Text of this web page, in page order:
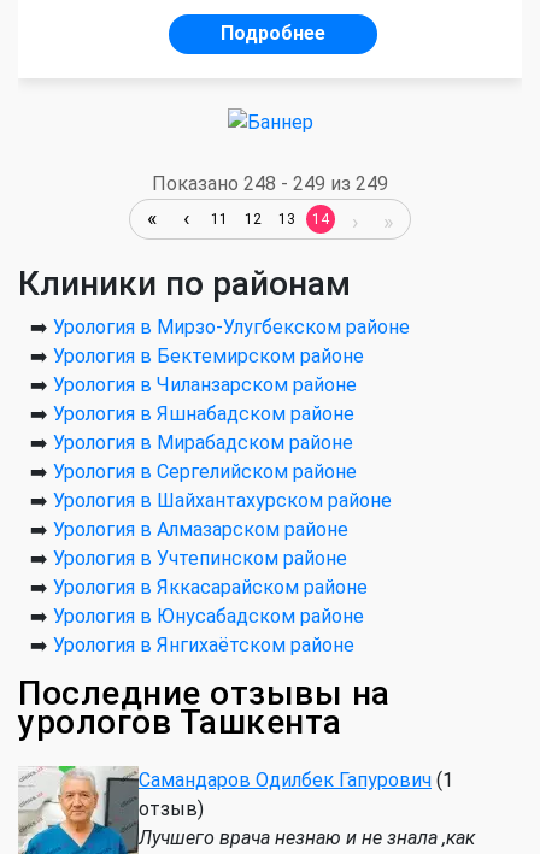
Подробнее
Показано 248 - 249 из 249
11 12 13 14
Клиники по районам
➡️ Урология в Мирзо-Улугбекском районе
➡️ Урология в Бектемирском районе
➡️ Урология в Чиланзарском районе
➡️ Урология в Яшнабадском районе
➡️ Урология в Мирабадском районе
➡️ Урология в Сергелийском районе
➡️ Урология в Шайхантахурском районе
➡️ Урология в Алмазарском районе
➡️ Урология в Учтепинском районе
➡️ Урология в Яккасарайском районе
➡️ Урология в Юнусабадском районе
➡️ Урология в Янгихаётском районе
Последние отзывы на
урологов Ташкента
Самандаров Одилбек Гапурович (1
отзыв)
Лучшего врача незнаю и не знала ,как